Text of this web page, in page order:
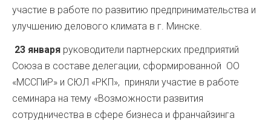
участие в работе по развитию предпринимательства и
улучшению делового климата в г. Минске.
23 января руководители партнерских предприятий
Союза в составе делегации, сформированной ОО
«МССПиР» и СЮЛ «РКП», приняли участие в работе
семинара на тему «Возможности развития
сотрудничества в сфере бизнеса и франчайзинга